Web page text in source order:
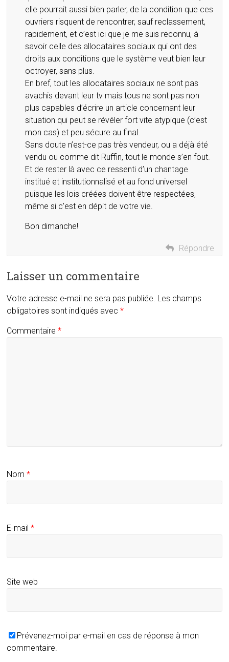
elle pourrait aussi bien parler, de la condition que ces
ouvriers risquent de rencontrer, sauf reclassement,
rapidement, et c’est ici que je me suis reconnu, à
savoir celle des allocataires sociaux qui ont des
droits aux conditions que le système veut bien leur
octroyer, sans plus.
En bref, tout les allocataires sociaux ne sont pas
avachis devant leur tv mais tous ne sont pas non
plus capables d’écrire un article concernant leur
situation qui peut se révéler fort vite atypique (c’est
mon cas) et peu sécure au final.
Sans doute n’est-ce pas très vendeur, ou a déjà été
vendu ou comme dit Ruffin, tout le monde s’en fout.
Et de rester là avec ce ressenti d’un chantage
institué et institutionnalisé et au fond universel
puisque les lois créées doivent être respectées,
même si c’est en dépit de votre vie.
Bon dimanche!
Répondre
Laisser un commentaire
Votre adresse e-mail ne sera pas publiée. Les champs
obligatoires sont indiqués avec*
Commentaire*
Nom*
E-mail*
Site web
Prévenez-moi par e-mail en cas de réponse à mon
commentaire.